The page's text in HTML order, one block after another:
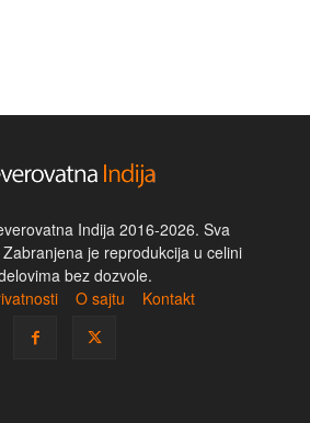
Indija 2016-2026. Sva
je reprodukcija u celini
bez dozvole.
O sajtu Kontakt